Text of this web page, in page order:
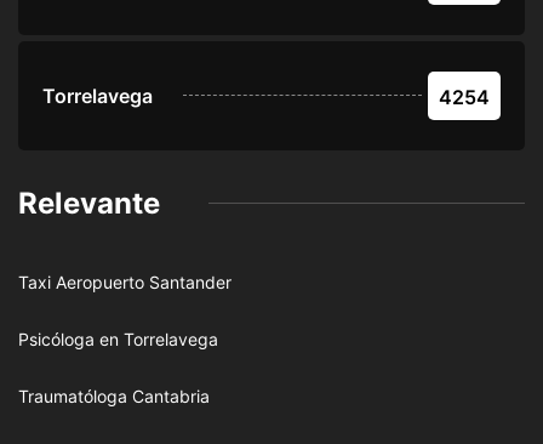
Torrelavega 4254
Relevante
Taxi Aeropuerto Santander
Psicóloga en Torrelavega
Traumatóloga Cantabria